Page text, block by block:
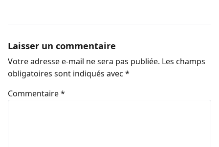
Laisser un commentaire
Votre adresse e-mail ne sera pas publiée. Les champs
obligatoires sont indiqués avec *
Commentaire*